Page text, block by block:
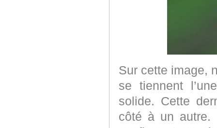
Sur cette image,
se tiennent
solide. Cette
côté à un autre.